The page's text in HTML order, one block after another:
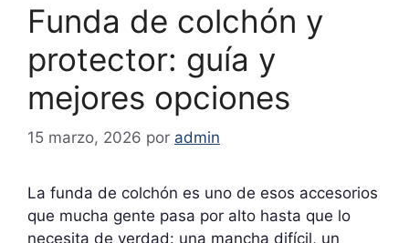
Funda de colchón y
protector: guía y
mejores opciones
15 marzo, 2026 por admin
La funda de colchón es uno de esos accesorios
que mucha gente pasa por alto hasta que lo
necesita de verdad: una mancha difícil, un